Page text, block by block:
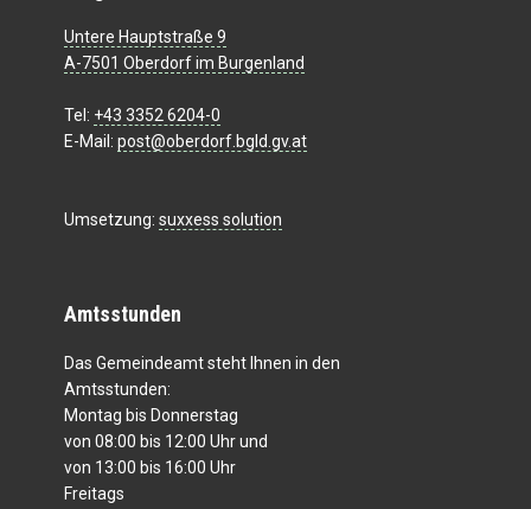
Untere Hauptstraße 9
A-7501 Oberdorf im Burgenland
Tel: +43 3352 6204-0
E-Mail: post@oberdorf.bgld.gv.at
Umsetzung: suxxess solution
Amtsstunden
Das Gemeindeamt steht Ihnen in den
Amtsstunden:
Montag bis Donnerstag
von 08:00 bis 12:00 Uhr und
von 13:00 bis 16:00 Uhr
Freitags